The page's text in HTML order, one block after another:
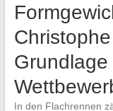
In den Flachrennen